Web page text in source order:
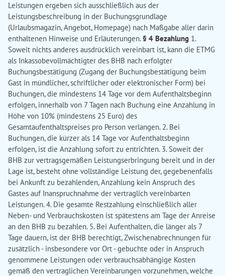
Leistungen ergeben sich ausschließlich aus der
Leistungsbeschreibung in der Buchungsgrundlage
(Urlaubsmagazin, Angebot, Homepage) nach Maßgabe aller darin
enthaltenen Hinweise und Erläuterungen.§ 4 Bezahlung 1.
Soweit nichts anderes ausdrücklich vereinbart ist, kann die ETMG
als Inkassobevollmächtigter des BHB nach erfolgter
Buchungsbestätigung (Zugang der Buchungsbestätigung beim
Gast in mündlicher, schriftlicher oder elektronischer Form) bei
Buchungen, die mindestens 14 Tage vor dem Aufenthaltsbeginn
erfolgen, innerhalb von 7 Tagen nach Buchung eine Anzahlung in
Höhe von 10% (mindestens 25 Euro) des
Gesamtaufenthaltspreises pro Person verlangen. 2. Bei
Buchungen, die kürzer als 14 Tage vor Aufenthaltsbeginn
erfolgen, ist die Anzahlung sofort zu entrichten. 3. Soweit der
BHB zur vertragsgemäßen Leistungserbringung bereit und in der
Lage ist, besteht ohne vollständige Leistung der, gegebenenfalls
bei Ankunft zu bezahlenden, Anzahlung kein Anspruch des
Gastes auf Inanspruchnahme der vertraglich vereinbarten
Leistungen. 4. Die gesamte Restzahlung einschließlich aller
Neben- und Verbrauchskosten ist spätestens am Tage der Anreise
an den BHB zu bezahlen. 5. Bei Aufenthalten, die länger als 7
Tage dauern, ist der BHB berechtigt, Zwischenabrechnungen für
zusätzlich - insbesondere vor Ort - gebuchte oder in Anspruch
genommene Leistungen oder verbrauchsabhängige Kosten
gemäß den vertraglichen Vereinbarungen vorzunehmen, welche